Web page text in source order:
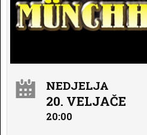
NEDJELJA
20. VELJAČE
20:00